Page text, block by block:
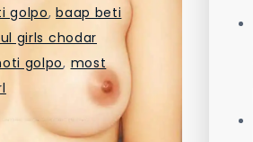
golpo,baap beti
girls chodar
golpo, most